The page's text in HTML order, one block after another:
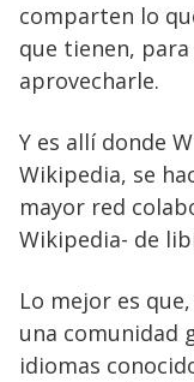
comparten lo
que tienen,
aprovecharle.
Y es allí donde
Wikipedia, se
mayor red
Wikipedia- de
Lo mejor es
una comunidad
idiomas